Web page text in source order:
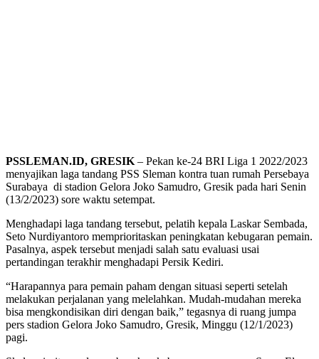
PSSLEMAN.ID, GRESIK – Pekan ke-24 BRI Liga 1 2022/2023
menyajikan laga tandang PSS Sleman kontra tuan rumah Persebaya
Surabaya di stadion Gelora Joko Samudro, Gresik pada hari Senin
(13/2/2023) sore waktu setempat.
Menghadapi laga tandang tersebut, pelatih kepala Laskar Sembada,
Seto Nurdiyantoro memprioritaskan peningkatan kebugaran pemain.
Pasalnya, aspek tersebut menjadi salah satu evaluasi usai
pertandingan terakhir menghadapi Persik Kediri.
“Harapannya para pemain paham dengan situasi seperti setelah
melakukan perjalanan yang melelahkan. Mudah-mudahan mereka
bisa mengkondisikan diri dengan baik,” tegasnya di ruang jumpa
pers stadion Gelora Joko Samudro, Gresik, Minggu (12/1/2023)
pagi.